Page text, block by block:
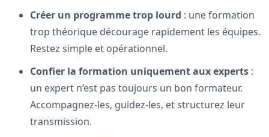
Créer un programme trop lourd : une formation
trop théorique décourage rapidement les équipes.
Restez simple et opérationnel.
Confier la formation uniquement aux experts :
un expert n’est pas toujours un bon formateur.
Accompagnez-les, guidez-les, et structurez leur
transmission.